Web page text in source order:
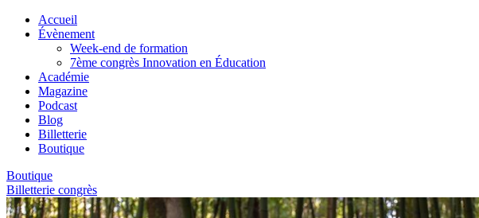
Accueil
Évènement
Week-end de formation
7ème congrès Innovation en Éducation
Académie
Magazine
Podcast
Blog
Billetterie
Boutique
Boutique
Billetterie congrès